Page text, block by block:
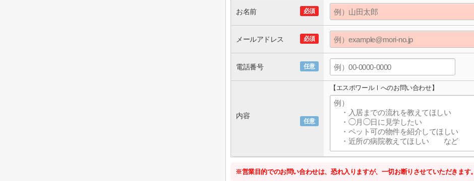
必須
お名前
必須
メールアドレス
任意
電話番号
任意
内容
【エスポワールⅠへのお問い合わせ】
※営業目的でのお問い合わせは、恐れ入りますが、一切お断りさせていただきます。